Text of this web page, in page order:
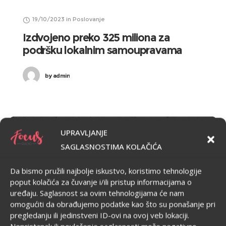
UPRAVLJANJE
SAGLASNOSTIMA KOLAČIĆA
Da bismo pružili najbolje iskustvo, koristimo tehnologije
poput kolačića za čuvanje i/ili pristup informacijama o
uređaju. Saglasnost sa ovim tehnologijama će nam
omogućiti da obrađujemo podatke kao što su ponašanje pri
pregledanju ili jedinstveni ID-ovi na ovoj veb lokaciji.
19/10/2023 in Poslovanje
Izdvojeno preko 325 miliona za
podršku lokalnim samoupravama
byadmin